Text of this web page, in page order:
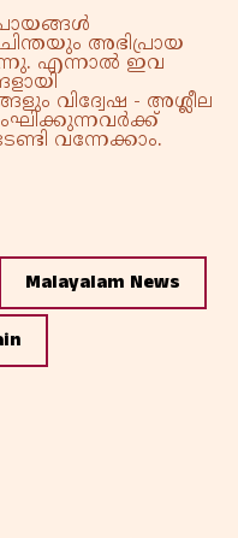
അഭിപ്രായ
എന്നാൽ ഇവ
വിദ്വേഷ - അശ്ലീല
വന്നേക്കാം.
Malayalam News